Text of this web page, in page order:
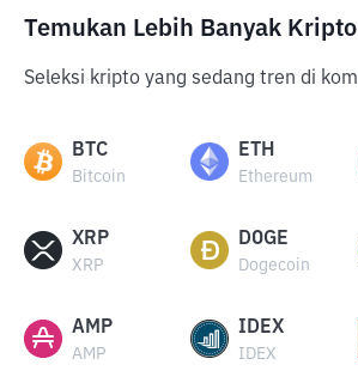
Temukan Lebih Banyak Kripto
Seleksi kripto yang sedang tren di
BTC
Bitcoin
ETH
Ethereum
XRP
XRP
DOGE
Dogecoin
AMP
AMP
IDEX
IDEX